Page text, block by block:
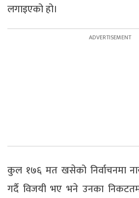
लगाइएको हो।
कुल १७६ मत खसेको निर्वाचनमा
गर्दै विजयी भए भने उनका निकटतम